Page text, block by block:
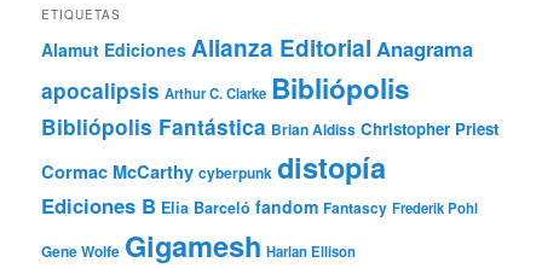
ETIQUETAS
Alamut Ediciones Alianza Editorial Anagrama
apocalipsis Arthur C. Clarke Bibliópolis
Bibliópolis Fantástica Brian Aldiss Christopher Priest
Cormac McCarthy cyberpunk distopía
Ediciones B Elia Barceló fandom Fantascy Frederik Pohl
Gene Wolfe Gigamesh Harlan Ellison